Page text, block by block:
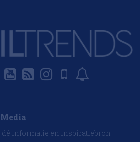
dé informatie en inspiratiebron